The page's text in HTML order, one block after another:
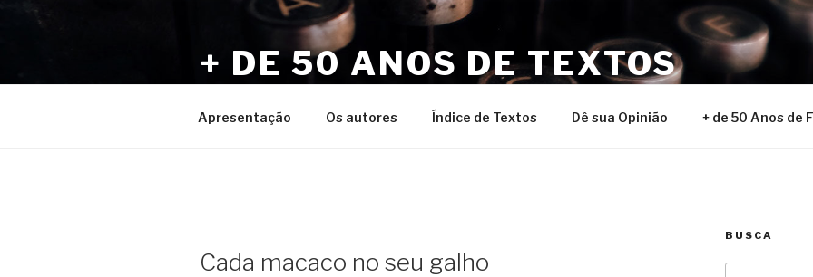
Pular
+ DE 50 ANOS DE TEXTOS
Apresentação Os autores Índice de Textos Dê sua Opinião + de 50 Anos de
Cada macaco no seu galho
BUSCA